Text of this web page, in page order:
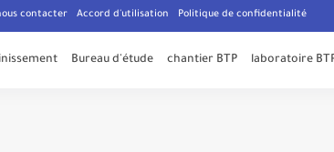
=
contacter Accord d'utilisation Politique de confidentialité
Bureau d'étude chantier BTP laboratoire